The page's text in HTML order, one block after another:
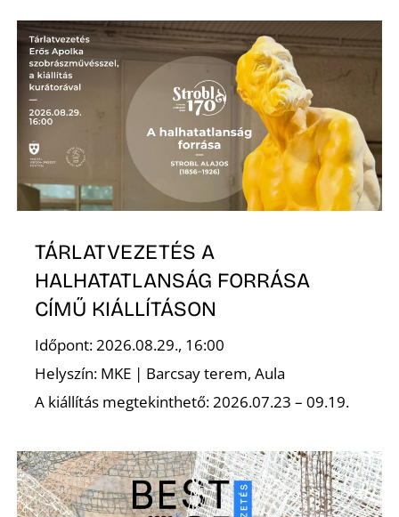
TÁRLATVEZETÉS A
HALHATATLANSÁG FORRÁSA
CÍMŰ KIÁLLÍTÁSON
Időpont: 2026.08.29., 16:00
Helyszín: MKE | Barcsay terem, Aula
A kiállítás megtekinthető: 2026.07.23 – 09.19.